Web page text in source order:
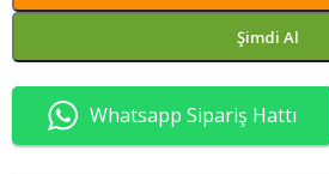
Şimdi Al
Whatsapp Sipariş Hattı